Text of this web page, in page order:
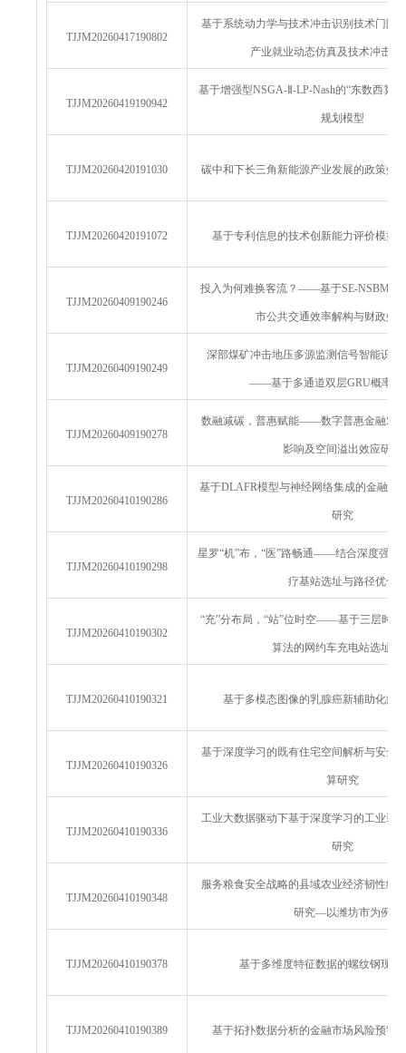
TJJM20260417190802
基于系统动力学与技术冲击识别技术门限
产业就业动态仿真及技术冲击响
TJJM20260419190942
基于增强型NSGA-Ⅱ-LP-Nash的“东数西算”
规划模型
TJJM20260420191030 碳中和下长三角新能源产业发展的政策效
TJJM20260420191072 基于专利信息的技术创新能力评价模型
TJJM20260409190246
投入为何难换客流？——基于SE-NSBM与
市公共交通效率解构与财政效
TJJM20260409190249
深部煤矿冲击地压多源监测信号智能识别
——基于多通道双层GRU概率预
TJJM20260409190278
数融减碳，普惠赋能——数字普惠金融对
影响及空间溢出效应研究
TJJM20260410190286
基于DLAFR模型与神经网络集成的金融资
研究
TJJM20260410190298
星罗“机”布，“医”路畅通——结合深度强化
疗基站选址与路径优化
TJJM20260410190302
“充”分布局，“站”位时空——基于三层时空
算法的网约车充电站选址模
TJJM20260410190321 基于多模态图像的乳腺癌新辅助化疗
TJJM20260410190326
基于深度学习的既有住宅空间解析与安全
算研究
TJJM20260410190336
工业大数据驱动下基于深度学习的工业装
研究
TJJM20260410190348
服务粮食安全战略的县域农业经济韧性统
研究—以潍坊市为例
TJJM20260410190378 基于多维度特征数据的螺纹钢现货
TJJM20260410190389 基于拓扑数据分析的金融市场风险预警